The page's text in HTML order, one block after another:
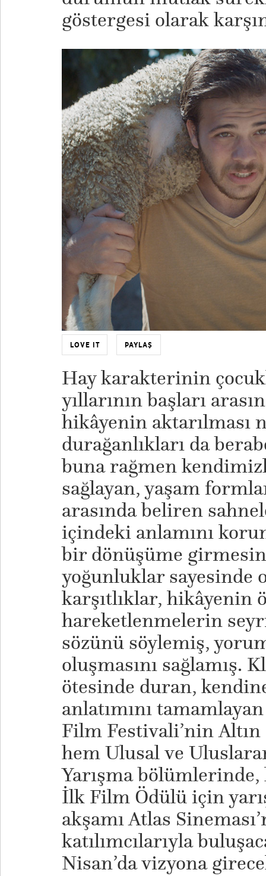
göstergesi olarak
LOVE IT PAYLAŞ
Hay karakterinin
yıllarının başları
hikâyenin aktarılması
durağanlıkları da
buna rağmen
sağlayan, yaşam
arasında beliren
içindeki anlamını
bir dönüşüme
yoğunluklar sayesinde
karşıtlıklar, hikâyenin
hareketlenmelerin
sözünü söylemiş,
oluşmasını sağlamış.
ötesinde duran,
anlatımını
Film Festivali’nin
hem Ulusal ve
Yarışma
İlk Film Ödülü için
akşamı Atlas
katılımcılarıyla
Nisan’da vizyona